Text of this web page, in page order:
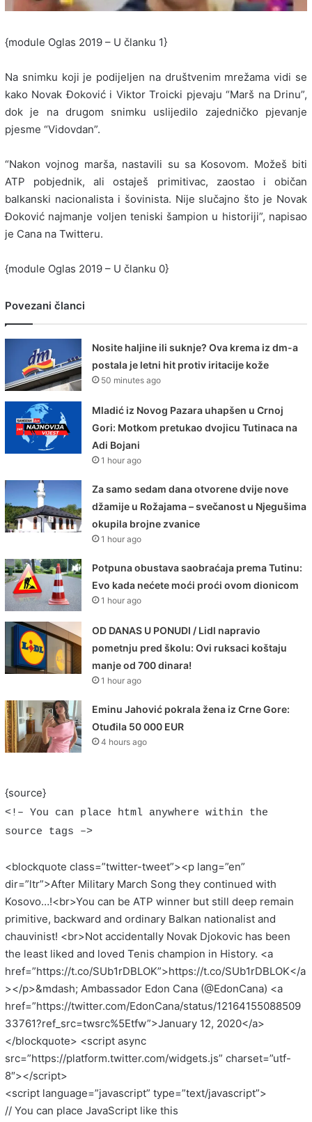
{module Oglas 2019 – U članku 1}
Na snimku koji je podijeljen na društvenim mrežama vidi se
kako Novak Ðoković i Viktor Troicki pjevaju “Marš na Drinu”,
dok je na drugom snimku uslijedilo zajedničko pjevanje
pjesme “Vidovdan”.
“Nakon vojnog marša, nastavili su sa Kosovom. Možeš biti
ATP pobjednik, ali ostaješ primitivac, zaostao i običan
balkanski nacionalista i šovinista. Nije slučajno što je Novak
Ðoković najmanje voljen teniski šampion u historiji”, napisao
je Cana na Twitteru.
{module Oglas 2019 – U članku 0}
Povezani članci
Nosite haljine ili suknje? Ova krema iz dm-a
postala je letni hit protiv iritacije kože
50 minutes ago
Mladić iz Novog Pazara uhapšen u Crnoj
Gori: Motkom pretukao dvojicu Tutinaca na
Adi Bojani
1 hour ago
Za samo sedam dana otvorene dvije nove
džamije u Rožajama – svečanost u Njegušima
okupila brojne zvanice
1 hour ago
Potpuna obustava saobraćaja prema Tutinu:
Evo kada nećete moći proći ovom dionicom
1 hour ago
OD DANAS U PONUDI / Lidl napravio
pometnju pred školu: Ovi ruksaci koštaju
manje od 700 dinara!
1 hour ago
Eminu Jahović pokrala žena iz Crne Gore:
Otuđila 50 000 EUR
4 hours ago
{source}
<!– You can place html anywhere within the
source tags –>
<blockquote class=”twitter-tweet”><p lang=”en”
dir=”ltr”>After Military March Song they continued with
Kosovo…!<br>You can be ATP winner but still deep remain
primitive, backward and ordinary Balkan nationalist and
chauvinist! <br>Not accidentally Novak Djokovic has been
the least liked and loved Tenis champion in History. <a
href=”https://t.co/SUb1rDBLOK”>https://t.co/SUb1rDBLOK</a
></p>&mdash; Ambassador Edon Cana (@EdonCana) <a
href=”https://twitter.com/EdonCana/status/12164155088509
33761?ref_src=twsrc%5Etfw”>January 12, 2020</a>
</blockquote> <script async
src=”https://platform.twitter.com/widgets.js” charset=”utf-
8″></script>
<script language=”javascript” type=”text/javascript”>
// You can place JavaScript like this